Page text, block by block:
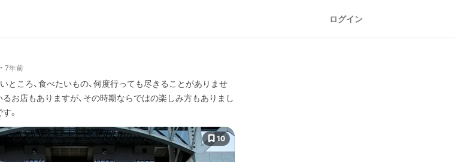
ログイン
7年前
ところ、食べたいもの、何度行っても尽きることがありませ
お店もありますが、その時期ならではの楽しみ方もありまし
。
10